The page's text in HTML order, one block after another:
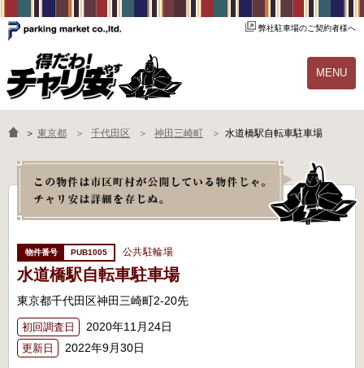
弊社駐車場のご契約者様へ
MENU
物件一覧 ご契約の流れ
よくあるご質問 駐輪場オーナー様へ
＞ 東京都 千代田区 神田三崎町 水道橋駅自転車駐車場
PUB1005 公共駐輪場
水道橋駅自転車駐車場
東京都千代田区神田三崎町2-20先
初回調査日 2020年11月24日
更新日 2022年9月30日